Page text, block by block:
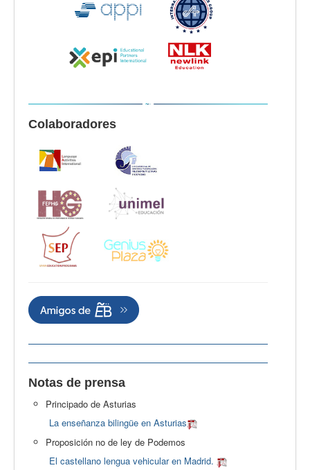
Colaboradores
Notas de prensa
Principado de Asturias
La enseñanza bilingüe en Asturias
Proposición no de ley de Podemos
El castellano lengua vehicular en Madrid.